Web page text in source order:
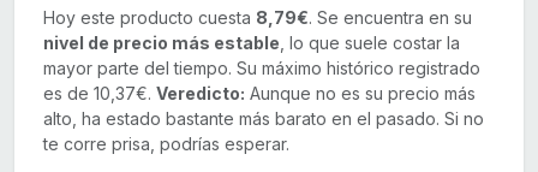
Hoy este producto cuesta 8,79€. Se encuentra en su
nivel de precio más estable , lo que suele costar la
mayor parte del tiempo. Su máximo histórico registrado
es de 10,37€. Veredicto: Aunque no es su precio más
alto, ha estado bastante más barato en el pasado. Si no
te corre prisa, podrías esperar.